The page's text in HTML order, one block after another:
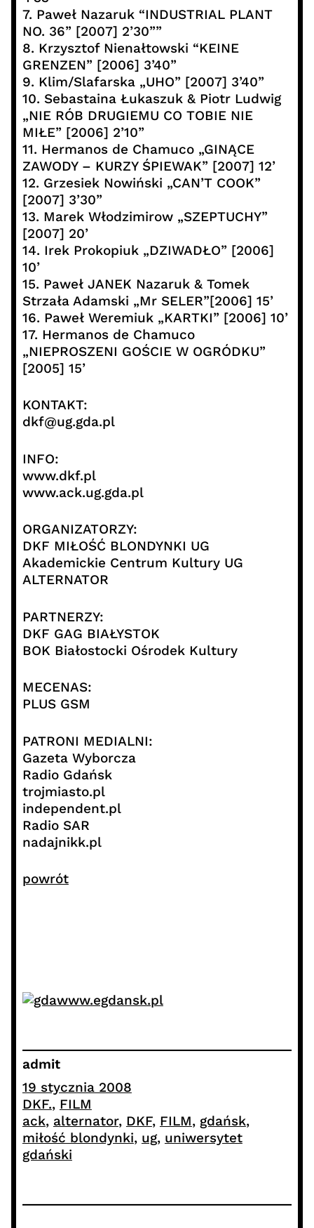
7. Paweł Nazaruk “INDUSTRIAL PLANT
NO. 36” [2007] 2’30””
8. Krzysztof Nienałtowski “KEINE
GRENZEN” [2006] 3’40”
9. Klim/Slafarska „UHO” [2007] 3’40”
10. Sebastaina Łukaszuk & Piotr Ludwig
„NIE RÓB DRUGIEMU CO TOBIE NIE
MIŁE” [2006] 2’10”
11. Hermanos de Chamuco „GINĄCE
ZAWODY – KURZY ŚPIEWAK” [2007] 12’
12. Grzesiek Nowiński „CAN’T COOK”
[2007] 3’30”
13. Marek Włodzimirow „SZEPTUCHY”
[2007] 20’
14. Irek Prokopiuk „DZIWADŁO” [2006]
10’
15. Paweł JANEK Nazaruk & Tomek
Strzała Adamski „Mr SELER”[2006] 15’
16. Paweł Weremiuk „KARTKI” [2006] 10’
17. Hermanos de Chamuco
„NIEPROSZENI GOŚCIE W OGRÓDKU”
[2005] 15’
KONTAKT:
dkf@ug.gda.pl
INFO:
www.dkf.pl
www.ack.ug.gda.pl
ORGANIZATORZY:
DKF MIŁOŚĆ BLONDYNKI UG
Akademickie Centrum Kultury UG
ALTERNATOR
PARTNERZY:
DKF GAG BIAŁYSTOK
BOK Białostocki Ośrodek Kultury
MECENAS:
PLUS GSM
PATRONI MEDIALNI:
Gazeta Wyborcza
Radio Gdańsk
trojmiasto.pl
independent.pl
Radio SAR
nadajnikk.pl
powrót
www.egdansk.pl
admit
19 stycznia 2008
DKF., FILM
ack, alternator, DKF, FILM, gdańsk ,
miłość blondynki, ug, uniwersytet
gdański